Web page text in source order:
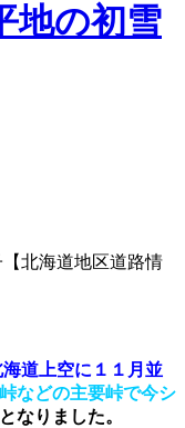
地の初雪
北海道地区道路情
海道上空に１１月並
などの主要峠で今シ
となりました。